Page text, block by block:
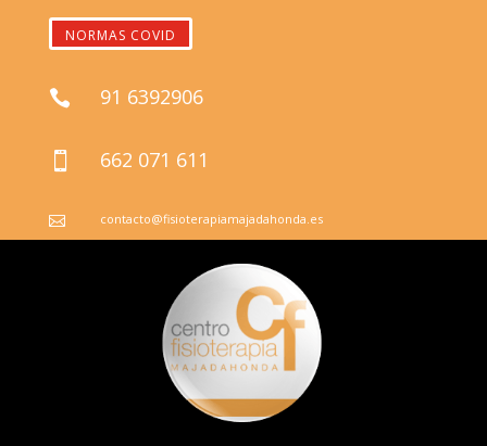
NORMAS COVID
 91 6392906
 662 071 611
 contacto@fisioterapiamajadahonda.es